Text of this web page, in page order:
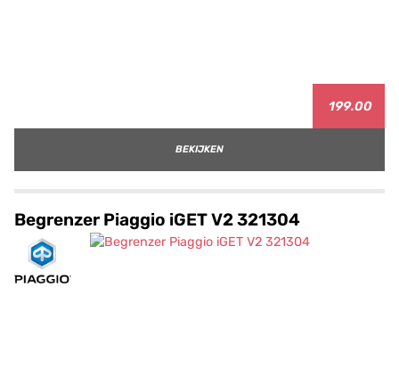
199.00
BEKIJKEN
Begrenzer Piaggio iGET V2 321304